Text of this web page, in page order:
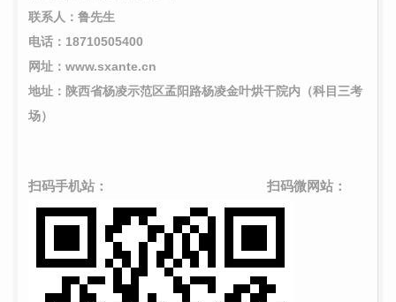
联系人：鲁先生
电话：18710505400
网址：www.sxante.cn
地址：陕西省杨凌示范区孟阳路杨凌金叶烘干院内（科目三考
场）
扫码手机站： 扫码微网站：